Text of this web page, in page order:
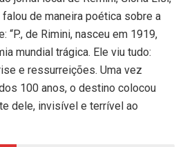
de maneira poética sobre a
“P., de Rimini, nasceu em 1919,
mundial trágica. Ele viu tudo:
e ressurreições. Uma vez
100 anos, o destino colocou
dele, invisível e terrível ao